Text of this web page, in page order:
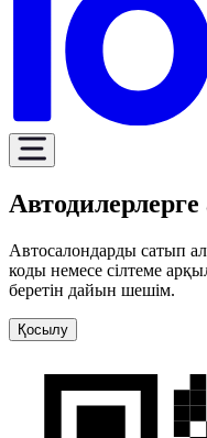
Автосалондарды сатып
коды немесе сілтеме
беретін дайын шешім.
Қосылу